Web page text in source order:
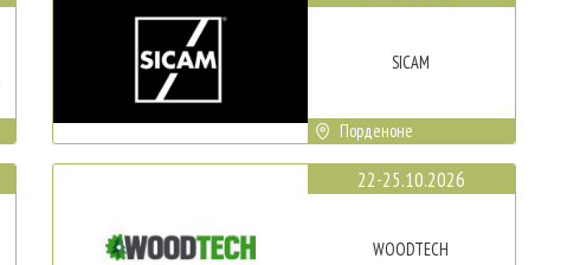
SICAM
Порденоне
22-25.10.2026
WOODTECH